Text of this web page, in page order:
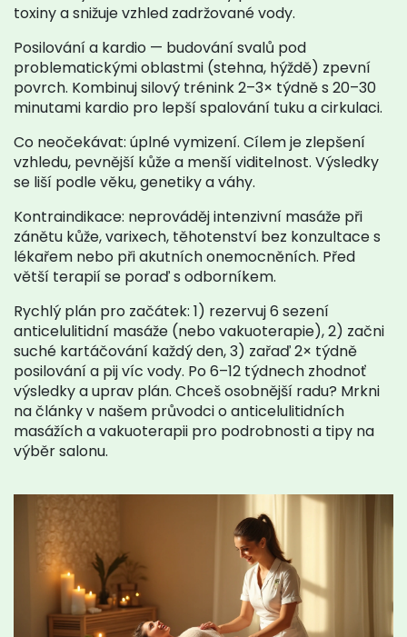
toxiny a snižuje vzhled zadržované vody.
Posilování a kardio — budování svalů pod
problematickými oblastmi (stehna, hýždě) zpevní
povrch. Kombinuj silový trénink 2–3× týdně s 20–30
minutami kardio pro lepší spalování tuku a cirkulaci.
Co neočekávat: úplné vymizení. Cílem je zlepšení
vzhledu, pevnější kůže a menší viditelnost. Výsledky
se liší podle věku, genetiky a váhy.
Kontraindikace: neprováděj intenzivní masáže při
zánětu kůže, varixech, těhotenství bez konzultace s
lékařem nebo při akutních onemocněních. Před
větší terapií se poraď s odborníkem.
Rychlý plán pro začátek: 1) rezervuj 6 sezení
anticelulitidní masáže (nebo vakuoterapie), 2) začni
suché kartáčování každý den, 3) zařaď 2× týdně
posilování a pij víc vody. Po 6–12 týdnech zhodnoť
výsledky a uprav plán. Chceš osobnější radu? Mrkni
na články v našem průvodci o anticelulitidních
masážích a vakuoterapii pro podrobnosti a tipy na
výběr salonu.